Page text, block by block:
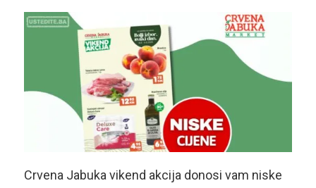
Crvena Jabuka vikend akcija donosi vam niske